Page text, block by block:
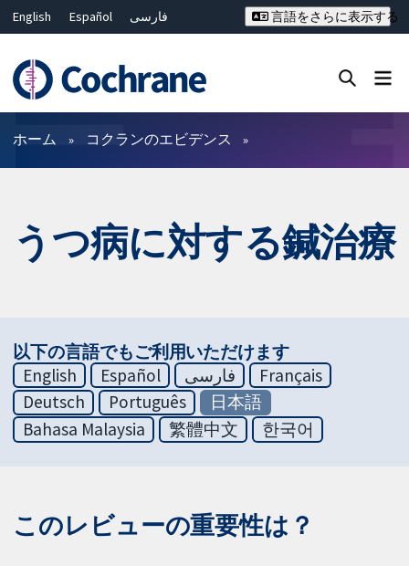
English Español
فارسی
Deutsch
Bahasa Malaysia
ไทย
繁體中文
简体中文
言語をさらに表示する
フィルター
ホーム コクランのエビデンス
うつ病に対する鍼治療
以下の言語でもご利用いただけます
English
Español فارسی
Français
Deutsch
Português
日本語
Bahasa Malaysia
繁體中文 한국어
このレビューの重要性は？